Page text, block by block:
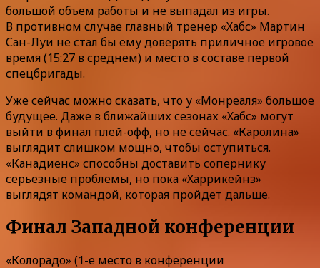
большой объем работы и не выпадал из игры.
В противном случае главный тренер «Хабс» Мартин
Сан-Луи не стал бы ему доверять приличное игровое
время (15:27 в среднем) и место в составе первой
спецбригады.
Уже сейчас можно сказать, что у «Монреаля» большое
будущее. Даже в ближайших сезонах «Хабс» могут
выйти в финал плей-офф, но не сейчас. «Каролина»
выглядит слишком мощно, чтобы оступиться.
«Канадиенс» способны доставить сопернику
серьезные проблемы, но пока «Харрикейнз»
выглядят командой, которая пройдет дальше.
Финал Западной конференции
«Колорадо» (1-е место в конференции